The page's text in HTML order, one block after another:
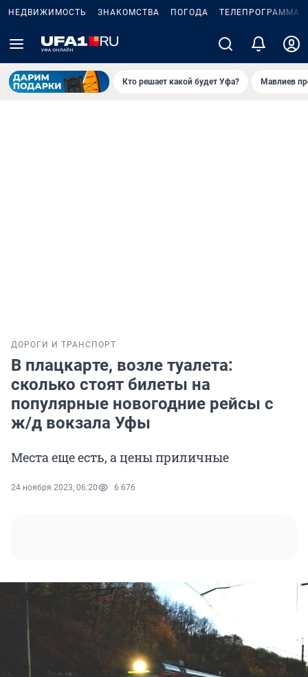
НЕДВИЖИМОСТЬ ЗНАКОМСТВА ПОГОДА ТЕЛЕПРОГРАММА
Кто решает какой будет Уфа? Мавлиев
ДОРОГИ И ТРАНСПОРТ
В плацкарте, возле туалета:
сколько стоят билеты на
популярные новогодние рейсы с
ж/д вокзала Уфы
Места еще есть, а цены приличные
24 ноября 2023, 06:20 6 676